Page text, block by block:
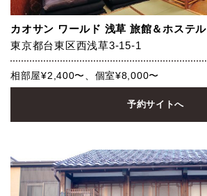
カオサン ワールド 浅草 旅館＆ホステル
東京都台東区西浅草3-15-1
相部屋¥2,400〜、個室¥8,000〜
予約サイトへ